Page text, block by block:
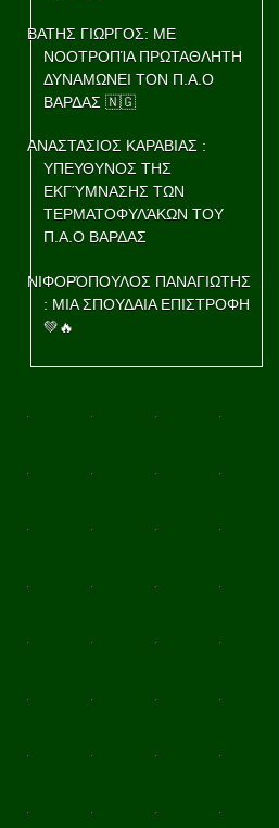
ΒΑΤΗΣ ΓΙΩΡΓΟΣ: ΜΕ
ΝΟΟΤΡΟΠΊΑ ΠΡΩΤΑΘΛΗΤΗ
ΔΥΝΑΜΩΝΕΙ ΤΟΝ Π.Α.Ο
ΒΑΡΔΑΣ 🇳🇬
ΑΝΑΣΤΑΣΙΟΣ ΚΑΡΑΒΙΑΣ :
ΥΠΕΥΘΥΝΟΣ ΤΗΣ
ΕΚΓΎΜΝΑΣΗΣ ΤΩΝ
ΤΕΡΜΑΤΟΦΥΛΆΚΩΝ ΤΟΥ
Π.Α.Ο ΒΑΡΔΑΣ
ΝΙΦΟΡΌΠΟΥΛΟΣ ΠΑΝΑΓΙΩΤΗΣ
: ΜΙΑ ΣΠΟΥΔΑΙΑ ΕΠΙΣΤΡΟΦΗ
💚🔥